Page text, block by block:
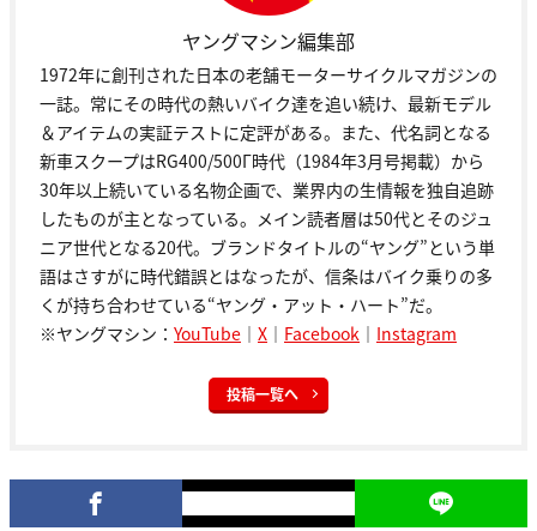
ヤングマシン編集部
1972年に創刊された日本の老舗モーターサイクルマガジンの
一誌。常にその時代の熱いバイク達を追い続け、最新モデル
＆アイテムの実証テストに定評がある。また、代名詞となる
新車スクープはRG400/500Γ時代（1984年3月号掲載）から
30年以上続いている名物企画で、業界内の生情報を独自追跡
したものが主となっている。メイン読者層は50代とそのジュ
ニア世代となる20代。ブランドタイトルの“ヤング”という単
語はさすがに時代錯誤とはなったが、信条はバイク乗りの多
くが持ち合わせている“ヤング・アット・ハート”だ。
※ヤングマシン： YouTube ｜ X ｜ Facebook ｜ Instagram
投稿一覧へ